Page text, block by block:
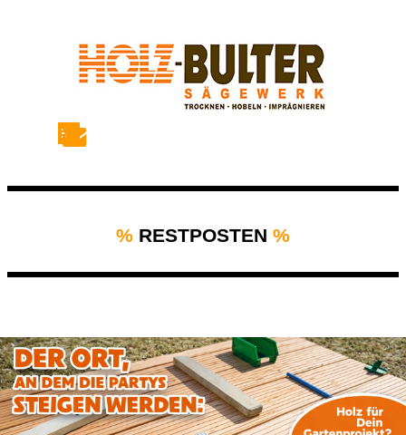
Menü überspringen
% RESTPOSTEN %